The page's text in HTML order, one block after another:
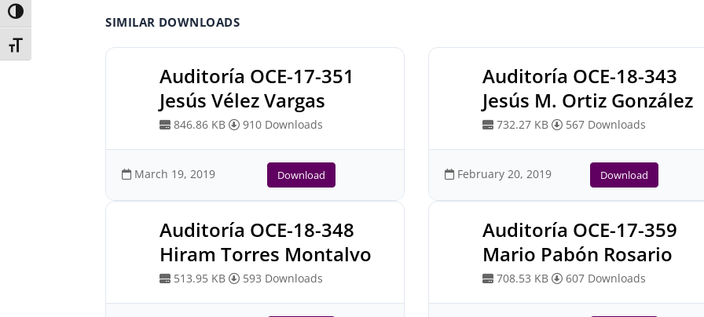
Toggle High Contrast
Toggle Font size
SIMILAR DOWNLOADS
Auditoría OCE-17-351
Jesús Vélez Vargas
846.86 KB 910 Downloads
March 19, 2019 Download
Auditoría OCE-18-343
Jesús M. Ortiz González
732.27 KB 567 Downloads
February 20, 2019 Download
Auditoría OCE-18-348
Hiram Torres Montalvo
513.95 KB 593 Downloads
Auditoría OCE-17-359
Mario Pabón Rosario
708.53 KB 607 Downloads